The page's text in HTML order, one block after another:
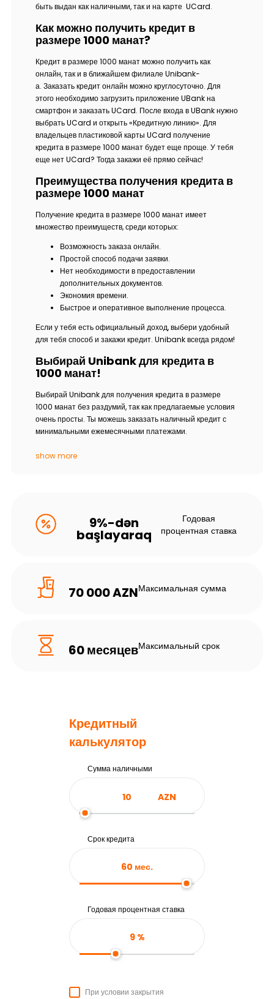
быть выдан как наличными, так и на карте UCard.
Как можно получить кредит в
размере 1000 манат?
Кредит в размере 1000 манат можно получить как
онлайн, так и в ближайшем филиале Unibank-
а. Заказать кредит онлайн можно круглосуточно. Для
этого необходимо загрузить приложение UBank на
смартфон и заказать UCard. После входа в UBank нужно
выбрать UCard и открыть «Кредитную линию». Для
владельцев пластиковой карты UCard получение
кредита в размере 1000 манат будет еще проще. У тебя
еще нет UCard? Тогда закажи её прямо сейчас!
Преимущества получения кредита в
размере 1000 манат
Получение кредита в размере 1000 манат имеет
множество преимуществ, среди которых:
Возможность заказа онлайн.
Простой способ подачи заявки.
Нет необходимости в предоставлении
дополнительных документов.
Экономия времени.
Быстрое и оперативное выполнение процесса.
Если у тебя есть официальный доход, выбери удобный
для тебя способ и закажи кредит. Unibank всегда рядом!
Выбирай Unibank для кредита в
1000 манат!
Выбирай Unibank для получения кредита в размере
1000 манат без раздумий, так как предлагаемые условия
очень просты. Ты можешь заказать наличный кредит с
минимальными ежемесячными платежами.
show more
9%-dən
başlayaraq
Годовая
процентная ставка
70 000 AZNМаксимальная сумма
60 месяцевМаксимальный срок
Кредитный
калькулятор
Сумма наличными
AZN
Срок кредита
60 мес.
Годовая процентная ставка
9%
При условии закрытия